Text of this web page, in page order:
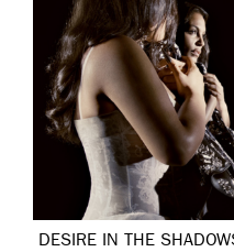
DESIRE IN THE